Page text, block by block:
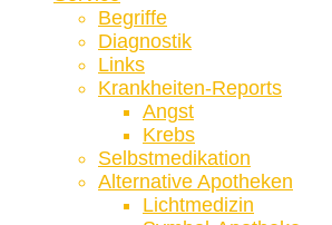
Begriffe
Diagnostik
Links
Krankheiten-Reports
Angst
Krebs
Selbstmedikation
Alternative Apotheken
Lichtmedizin